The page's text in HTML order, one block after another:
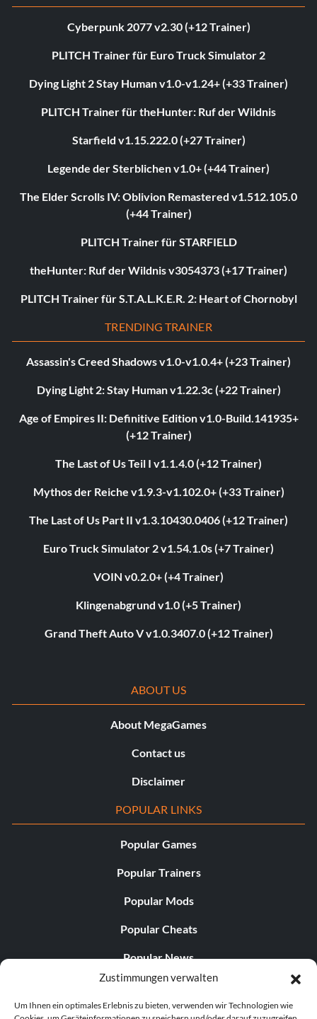
Zustimmungen verwalten
Um Ihnen ein optimales Erlebnis zu bieten, verwenden wir Technologien wie
Cyberpunk 2077 v2.30 (+12 Trainer)
PLITCH Trainer für Euro Truck Simulator 2
Dying Light 2 Stay Human v1.0-v1.24+ (+33 Trainer)
PLITCH Trainer für theHunter: Ruf der Wildnis
Starfield v1.15.222.0 (+27 Trainer)
Legende der Sterblichen v1.0+ (+44 Trainer)
The Elder Scrolls IV: Oblivion Remastered v1.512.105.0
(+44 Trainer)
PLITCH Trainer für STARFIELD
theHunter: Ruf der Wildnis v3054373 (+17 Trainer)
PLITCH Trainer für S.T.A.L.K.E.R. 2: Heart of Chornobyl
TRENDING TRAINER
Assassin's Creed Shadows v1.0-v1.0.4+ (+23 Trainer)
Dying Light 2: Stay Human v1.22.3c (+22 Trainer)
Age of Empires II: Definitive Edition v1.0-Build.141935+
(+12 Trainer)
The Last of Us Teil I v1.1.4.0 (+12 Trainer)
Mythos der Reiche v1.9.3-v1.102.0+ (+33 Trainer)
The Last of Us Part II v1.3.10430.0406 (+12 Trainer)
Euro Truck Simulator 2 v1.54.1.0s (+7 Trainer)
VOIN v0.2.0+ (+4 Trainer)
Klingenabgrund v1.0 (+5 Trainer)
Grand Theft Auto V v1.0.3407.0 (+12 Trainer)
ABOUT US
About MegaGames
Contact us
Disclaimer
POPULAR LINKS
Popular Games
Popular Trainers
Popular Mods
Popular Cheats
Popular News
Popular Editorials
Popular Free Games